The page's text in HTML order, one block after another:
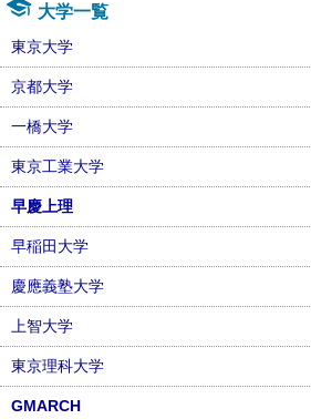
大学一覧
東京大学
京都大学
一橋大学
東京工業大学
早慶上理
早稲田大学
慶應義塾大学
上智大学
東京理科大学
GMARCH